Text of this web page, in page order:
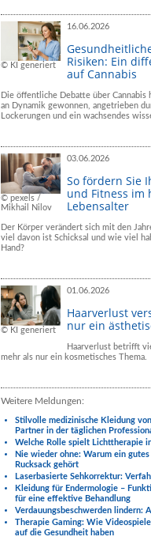
© KI generiert
16.06.2026
Risiken: Ein
auf Cannabis
Die öffentliche Debatte über Cannabis
an Dynamik gewonnen, angetrieben
Lockerungen und ein wachsendes
© pexels /
Mikhail Nilov
03.06.2026
So fördern Sie
und Fitness im
Lebensalter
Der Körper verändert sich mit den
viel davon ist Schicksal und wie viel
Hand?
© KI generiert
01.06.2026
Haarverlust
nur ein
Haarverlust betrifft
mehr als nur ein kosmetisches Thema.
Weitere Meldungen:
Stilvolle medizinische Kleidung
Partner in der täglichen
Welche Rolle spielt Lichttherapie
Nie wieder ohne: Warum ein
Rucksack gehört
Laserbasierte Sehkorrektur:
Kleidung für Endermologie –
für eine effektive Behandlung
Verdauungsbeschwerden lindern:
Therapie Gaming: Wie
auf die Gesundheit haben